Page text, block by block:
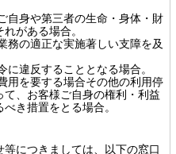
自身や第三者の生命・身体・財
がある場合。
務の適正な実施著しい支障を及
違反することとなる場合。
用を要する場合その他の利用停
、お客様ご自身の権利・利益
き措置をとる場合。
につきましては、以下の窓口